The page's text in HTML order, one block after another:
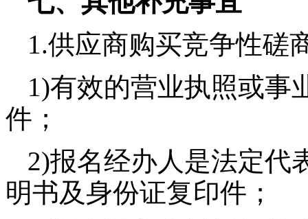
1.供应商购买竞争性磋
1)有效的营业执照或事
件；
2)报名经办人是法定代
明书及身份证复印件；